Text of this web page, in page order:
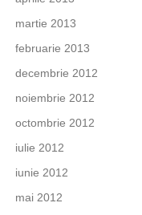
martie 2013
februarie 2013
decembrie 2012
noiembrie 2012
octombrie 2012
iulie 2012
iunie 2012
mai 2012